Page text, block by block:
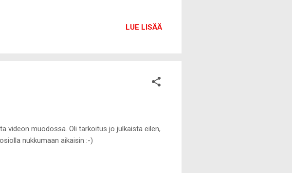
alennusta kaikesta Yves Rocherilla saaLUE LISÄÄ
videon muodossa. Oli tarkoitus jo julkaista eilen,
nukkumaan aikaisin :-)